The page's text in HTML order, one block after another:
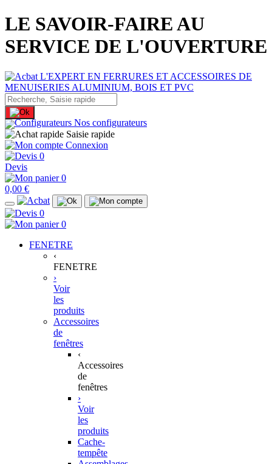
LE SAVOIR-FAIRE AU
SERVICE DE L'OUVERTURE
Nos configurateurs
Saisie rapide
Connexion
0
Devis
0
0,00 €
0
0
FENETRE
‹
FENETRE
›
Voir
les
produits
Accessoires
de
fenêtres
‹
Accessoires
de
fenêtres
›
Voir
les
produits
Cache-
tempête